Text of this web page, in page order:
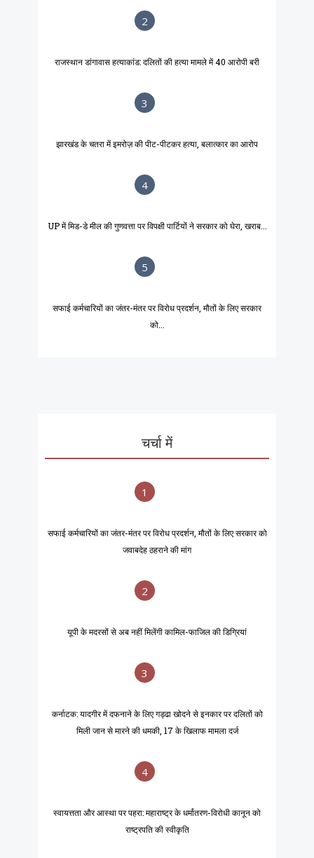
2
राजस्थान डांगावास हत्याकांड: दलितों की हत्या मामले में 40 आरोपी बरी
3
झारखंड के चतरा में इमरोज़ की पीट-पीटकर हत्या, बलात्कार का आरोप
4
UP में मिड-डे मील की गुणवत्ता पर विपक्षी पार्टियों ने सरकार को घेरा, खराब...
5
सफाई कर्मचारियों का जंतर-मंतर पर विरोध प्रदर्शन, मौतों के लिए सरकार
को...
चर्चा में
1
सफाई कर्मचारियों का जंतर-मंतर पर विरोध प्रदर्शन, मौतों के लिए सरकार को
जवाबदेह ठहराने की मांग
2
यूपी के मदरसों से अब नहीं मिलेंगी कामिल-फाजिल की डिग्रियां
3
कर्नाटक: यादगीर में दफनाने के लिए गड्ढा खोदने से इनकार पर दलितों को
मिली जान से मारने की धमकी, 17 के खिलाफ मामला दर्ज
4
स्वायत्तता और आस्था पर पहरा: महाराष्ट्र के धर्मांतरण-विरोधी कानून को
राष्ट्रपति की स्वीकृति